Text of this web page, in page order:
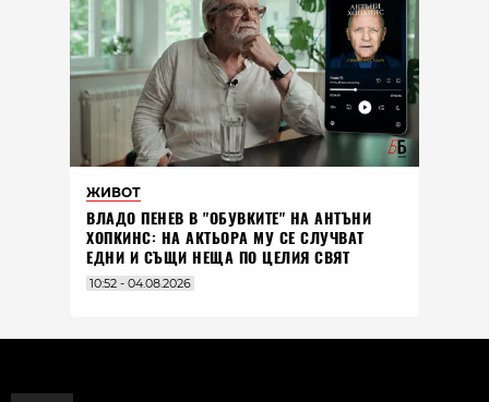
ЖИВОТ
ВЛАДO ПЕНЕВ В "ОБУВКИТЕ" НА АНТЪНИ
ХОПКИНС: НА АКТЬОРА МУ СЕ СЛУЧВАТ
ЕДНИ И СЪЩИ НЕЩА ПО ЦЕЛИЯ СВЯТ
10:52 - 04.08.2026